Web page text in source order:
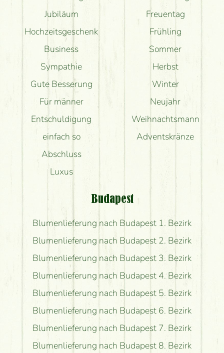
Jubiläum
Hochzeitsgeschenk
Business
Sympathie
Gute Besserung
Für männer
Entschuldigung
einfach so
Abschluss
Luxus
Freuentag
Frühling
Sommer
Herbst
Winter
Neujahr
Weihnachtsmann
Adventskränze
Budapest
Blumenlieferung nach Budapest 1. Bezirk
Blumenlieferung nach Budapest 2. Bezirk
Blumenlieferung nach Budapest 3. Bezirk
Blumenlieferung nach Budapest 4. Bezirk
Blumenlieferung nach Budapest 5. Bezirk
Blumenlieferung nach Budapest 6. Bezirk
Blumenlieferung nach Budapest 7. Bezirk
Blumenlieferung nach Budapest 8. Bezirk